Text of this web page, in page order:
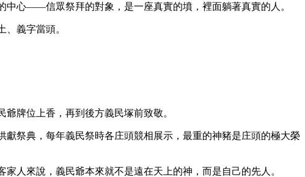
中心——信眾祭拜的對象，是一座真實的墳，裡面躺著真實的人。
義字當頭。
牌位上香，再到後方義民塚前致敬。
祭典，每年義民祭時各庄頭競相展示，最重的神豬是庄頭的極大榮
人來說，義民爺本來就不是遠在天上的神，而是自己的先人。